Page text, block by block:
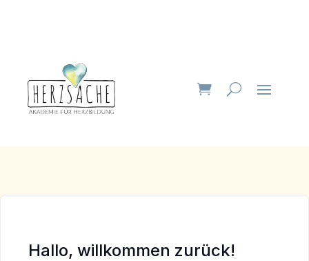
Hallo, willkommen zurück!